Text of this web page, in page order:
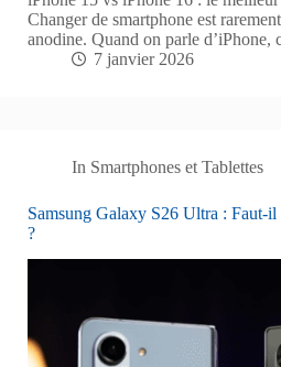
Changer de smartphone est
anodine. Quand on parle d’iPhone,
7 janvier 2026
In Smartphones et Tablettes
Samsung Galaxy S26 Ultra : Faut-
?